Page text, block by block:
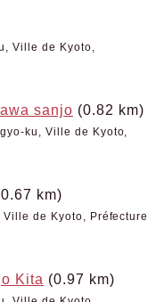
Ville de Kyoto,
sanjo (0.82 km)
ku, Ville de Kyoto,
km)
de Kyoto, Préfecture
Kita (0.97 km)